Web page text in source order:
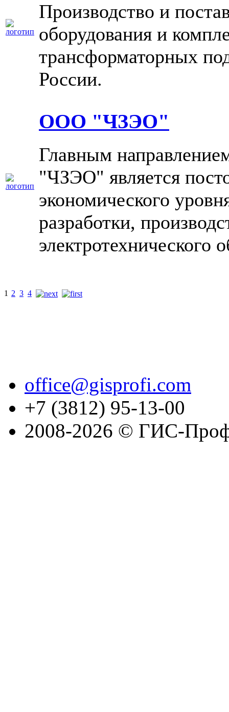
Производство и
оборудования и
трансформаторных
России.
ООО "ЧЗЭО"
Главным
"ЧЗЭО" является
экономического
разработки,
электротехнического
1 2 3 4
office@gisprofi.com
+7 (3812) 95-13-00
2008-2026 © ГИС-